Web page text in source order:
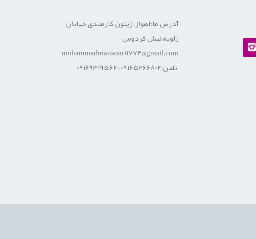
آدرس ما:اهواز, زیتون کارمندی،خیابان
زاویه،نبش فردوس
mohammadmansouri1774@gmail.com
تلفن:09165266802-09169319562